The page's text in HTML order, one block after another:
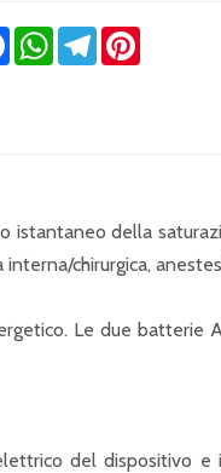
FacebookWhatsApp
TelegramPinterest
della
chirurgica,
Le due
del dispositivo e